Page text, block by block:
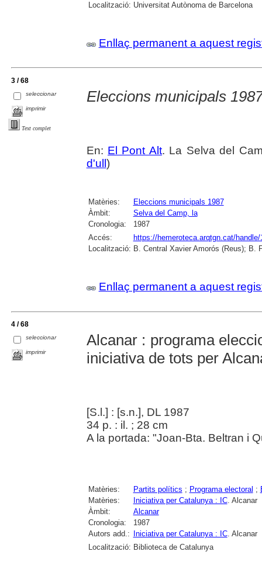
Localització: Universitat Autònoma de Barcelona
Enllaç permanent a aquest
3 / 68
seleccionar
imprimir
Text complet
Eleccions municipals
En: El Pont Alt. La Selva del
d'ull )
Matèries:
Eleccions municipals 1987
Àmbit:
Selva del Camp, la
Cronologia:
1987
Accés:
https://hemeroteca.arqtgn.cat/handle/
Localització: B. Central Xavier Amorós (Reus); B.
Enllaç permanent a aquest
4 / 68
seleccionar
imprimir
Alcanar : programa
iniciativa de tots per
[S.l.] : [s.n.], DL 1987
34 p. : il. ; 28 cm
A la portada: "Joan-Bta. Beltran i
Matèries: Partits polítics ; Programa electoral ;
Matèries:
Iniciativa per Catalunya : IC. Alcanar
Àmbit:
Alcanar
Cronologia:
1987
Autors add.:
Iniciativa per Catalunya : IC. Alcanar
Localització: Biblioteca de Catalunya